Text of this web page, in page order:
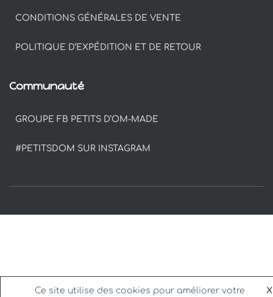
CONDITIONS GÉNÉRALES DE VENTE
POLITIQUE D’EXPÉDITION ET DE RETOUR
Communauté
GROUPE FB PETITS D’OM-MADE
#PETITSDOM SUR INSTAGRAM
Ce site utilise des cookies pour améliorer votre X